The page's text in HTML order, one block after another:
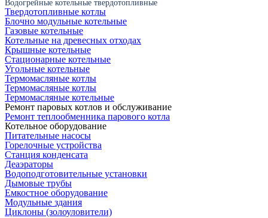
Водогрейные котельные твердотопливные
Твердотопливные котлы
Блочно модульные котельные
Газовые котельные
Котельные на древесных отходах
Крышные котельные
Стационарные котельные
Угольные котельные
Термомасляные котлы
Термомасляные котлы
Термомасляные котельные
Ремонт паровых котлов и обслуживание
Ремонт теплообменника парового котла
Котельное оборудование
Питательные насосы
Горелочные устройства
Станция конденсата
Деаэраторы
Водоподготовительные установки
Дымовые трубы
Емкостное оборудование
Mодульные здания
Циклоны (золоуловители)